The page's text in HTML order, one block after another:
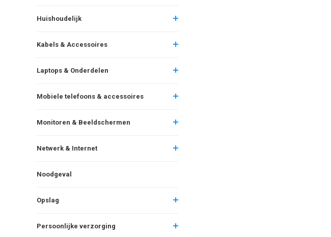
Huishoudelijk
Kabels & Accessoires
Laptops & Onderdelen
Mobiele telefoons & accessoires
Monitoren & Beeldschermen
Netwerk & Internet
Noodgeval
Opslag
Persoonlijke verzorging